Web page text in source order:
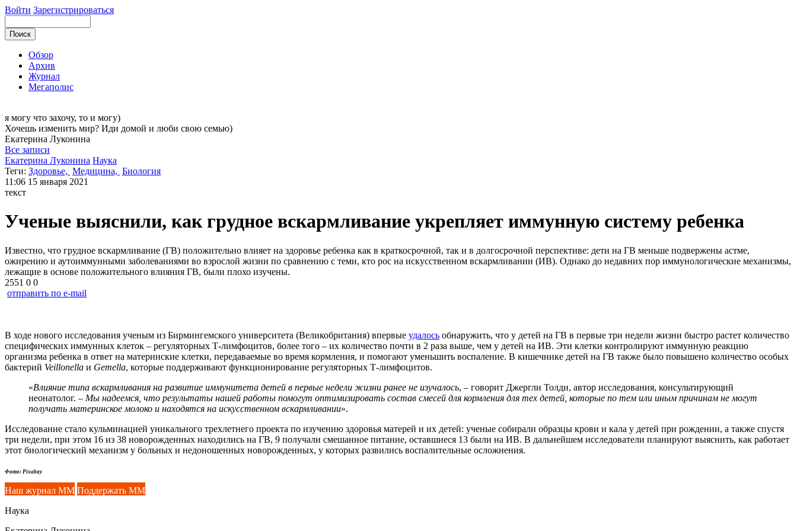
Войти Зарегистрироваться
Обзор
Архив
Журнал
Мегаполис
я могу что захочу, то и могу)
Хочешь изменить мир? Иди домой и люби свою семью)
Екатерина Луконина
Все записи
Екатерина Луконина Наука
Теги: Здоровье, Медицина, Биология
11:06 15 января 2021
текст
Ученые выяснили, как грудное вскармливание укрепляет иммунную систему ребенка
Известно, что грудное вскармливание (ГВ) положительно влияет на здоровье ребенка как в краткосрочной, так и в долгосрочной перспективе: дети на ГВ меньше подвержены астме,
ожирению и аутоиммунными заболеваниями во взрослой жизни по сравнению с теми, кто рос на искусственном вскармливании (ИВ). Однако до недавних пор иммунологические механизмы,
лежащие в основе положительного влияния ГВ, были плохо изучены.
2551 0 0
отправить по e-mail
В ходе нового исследования ученым из Бирмингемского университета (Великобритания) впервые удалось обнаружить, что у детей на ГВ в первые три недели жизни быстро растет количество
специфических иммунных клеток – регуляторных Т-лимфоцитов, более того – их количество почти в 2 раза выше, чем у детей на ИВ. Эти клетки контролируют иммунную реакцию
организма ребенка в ответ на материнские клетки, передаваемые во время кормления, и помогают уменьшить воспаление. В кишечнике детей на ГВ также было повышено количество особых
бактерий Veillonella и Gemella, которые поддерживают функционирование регуляторных Т-лимфоцитов.
«Влияние типа вскармливания на развитие иммунитета детей в первые недели жизни ранее не изучалось, – говорит Джергли Толди, автор исследования, консультирующий
неонатолог. – Мы надеемся, что результаты нашей работы помогут оптимизировать состав смесей для кормления для тех детей, которые по тем или иным причинам не могут
получать материнское молоко и находятся на искусственном вскармливании».
Исследование стало кульминацией уникального трехлетнего проекта по изучению здоровья матерей и их детей: ученые собирали образцы крови и кала у детей при рождении, а также спустя
три недели, при этом 16 из 38 новорожденных находились на ГВ, 9 получали смешанное питание, оставшиеся 13 были на ИВ. В дальнейшем исследователи планируют выяснить, как работает
этот биологический механизм у больных и недоношенных новорожденных, у которых развились воспалительные осложнения.
Фото: Pixabay
Наш журнал ММ Поддержать ММ
Наука